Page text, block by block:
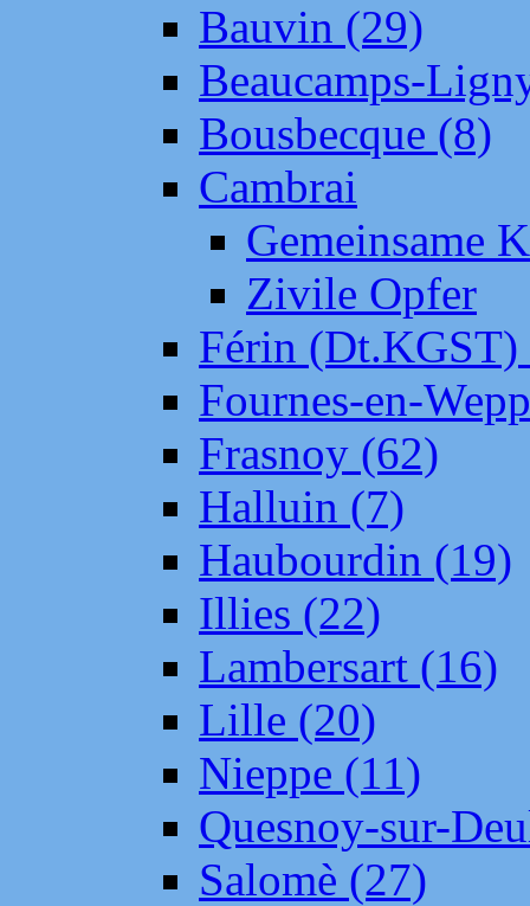
Bauvin (29)
Beaucamps-
Bousbecque (8)
Cambrai
Gemeinsame
Zivile Opfer
Férin (Dt.KGST)
Fournes-en-
Frasnoy (62)
Halluin (7)
Haubourdin (19)
Illies (22)
Lambersart (16)
Lille (20)
Nieppe (11)
Quesnoy-sur-
Salomè (27)